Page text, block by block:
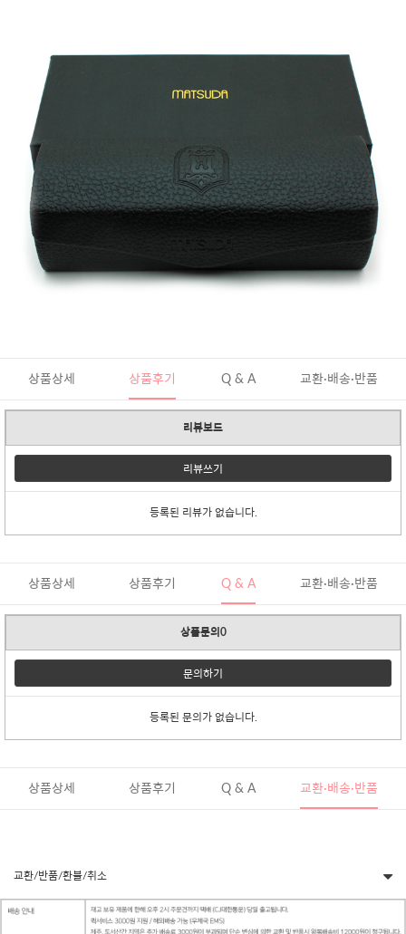
상품상세 상품후기 Q & A 교환·배송·반품
리뷰보드
리뷰쓰기
등록된 리뷰가 없습니다.
상품상세 상품후기 Q & A 교환·배송·반품
상품문의0
문의하기
등록된 문의가 없습니다.
상품상세 상품후기 Q & A 교환·배송·반품
교환/반품/환불/취소